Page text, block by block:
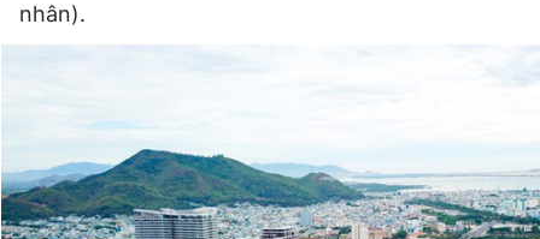
nhân).